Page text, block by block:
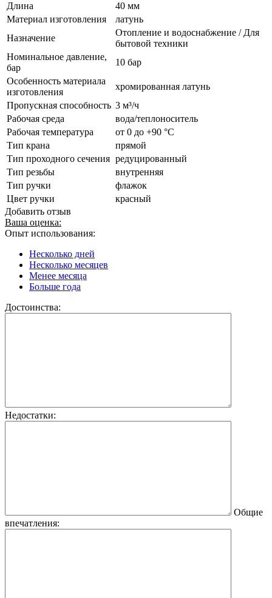
Длина
40 мм
Материал изготовления
латунь
Назначение
Отопление и водоснабжение / Для
бытовой техники
Номинальное давление,
бар
10 бар
Особенность материала
изготовления
хромированная латунь
Пропускная способность 3 м³/ч
Рабочая среда
вода/теплоноситель
Рабочая температура
от 0 до +90 °C
Тип крана
прямой
Тип проходного сечения редуцированный
Тип резьбы
внутренняя
Тип ручки
флажок
Цвет ручки
красный
Добавить отзыв
Ваша оценка:
Опыт использования:
Несколько дней
Несколько месяцев
Менее месяца
Больше года
Достоинства:
Недостатки:
Общие
впечатления: